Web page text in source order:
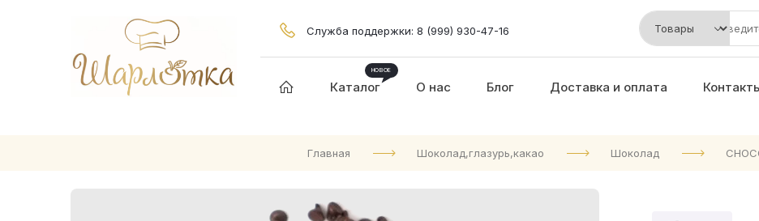
Служба поддержки: 8 (999) 930-47-16
Каталог О нас Блог Доставка и оплата
Главная Шоколад,глазурь,какао Шоколад